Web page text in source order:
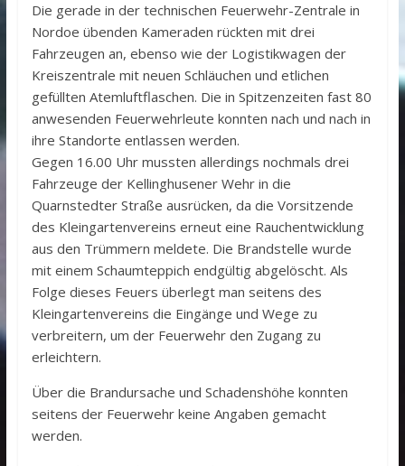
Die gerade in der technischen Feuerwehr-Zentrale in
Nordoe übenden Kameraden rückten mit drei
Fahrzeugen an, ebenso wie der Logistikwagen der
Kreiszentrale mit neuen Schläuchen und etlichen
gefüllten Atemluftflaschen. Die in Spitzenzeiten fast 80
anwesenden Feuerwehrleute konnten nach und nach in
ihre Standorte entlassen werden.
Gegen 16.00 Uhr mussten allerdings nochmals drei
Fahrzeuge der Kellinghusener Wehr in die
Quarnstedter Straße ausrücken, da die Vorsitzende
des Kleingartenvereins erneut eine Rauchentwicklung
aus den Trümmern meldete. Die Brandstelle wurde
mit einem Schaumteppich endgültig abgelöscht. Als
Folge dieses Feuers überlegt man seitens des
Kleingartenvereins die Eingänge und Wege zu
verbreitern, um der Feuerwehr den Zugang zu
erleichtern.
Über die Brandursache und Schadenshöhe konnten
seitens der Feuerwehr keine Angaben gemacht
werden.